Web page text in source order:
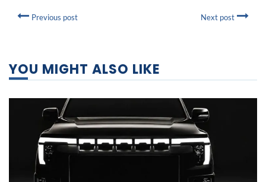
Previous post Next post
YOU MIGHT ALSO LIKE